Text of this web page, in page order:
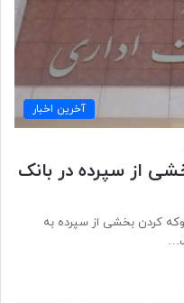
آخرین اخبار
از سپرده در بانک
کردن بخشی از سپرده به